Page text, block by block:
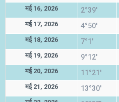
मई 16, 2026 2°39'
मई 17, 2026 4°50'
मई 18, 2026 7°1'
मई 19, 2026 9°12'
मई 20, 2026 11°21'
मई 21, 2026 13°30'